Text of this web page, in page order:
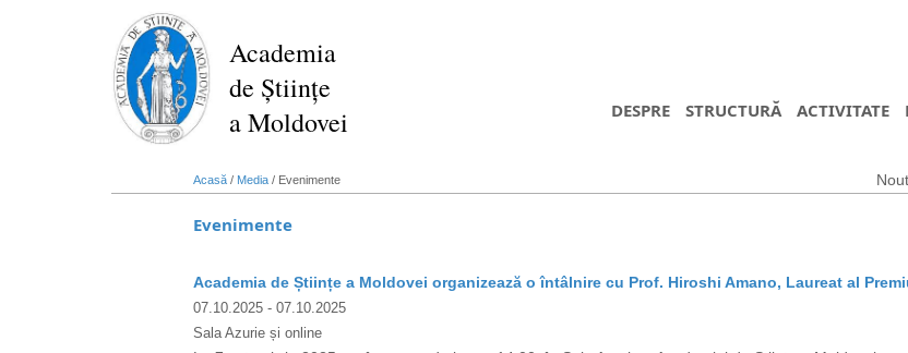
Academia
de Științe
a Moldovei
DESPRE STRUCTURĂ ACTIVITATE
Acasă / Media / Evenimente
Evenimente
Academia de Științe a Moldovei organizează o întâlnire cu Prof. Hiroshi Amano, Laureat al
07.10.2025 - 07.10.2025
Sala Azurie și online